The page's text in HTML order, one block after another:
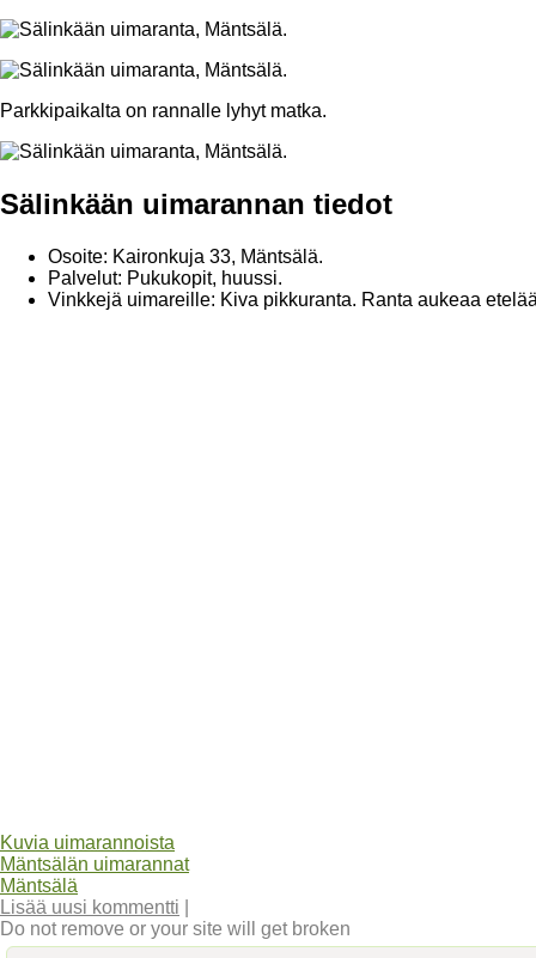
Parkkipaikalta on rannalle lyhyt matka.
Sälinkään uimarannan tiedot
Osoite: Kaironkuja 33, Mäntsälä.
Palvelut: Pukukopit, huussi.
Vinkkejä uimareille: Kiva pikkuranta. Ranta aukeaa
Kuvia uimarannoista
Mäntsälän uimarannat
Mäntsälä
Lisää uusi kommentti
Do not remove or your site will get broken